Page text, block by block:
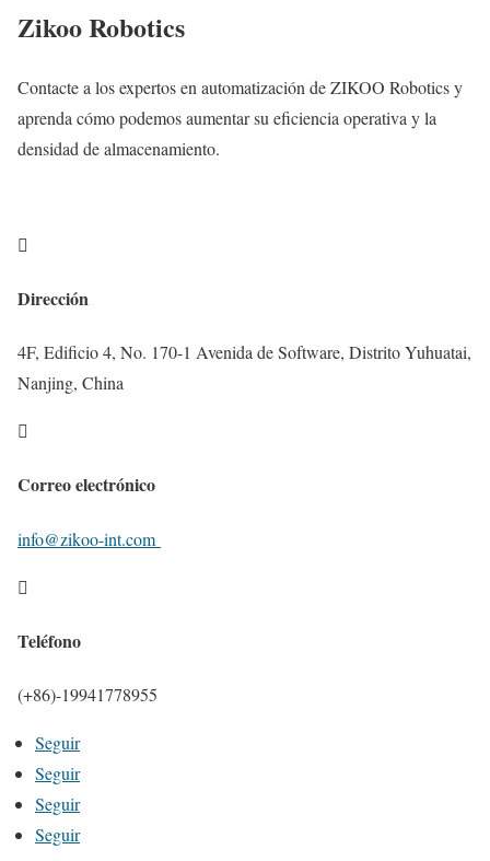
Zikoo Robotics
Contacte a los expertos en automatización de ZIKOO Robotics y
aprenda cómo podemos aumentar su eficiencia operativa y la
densidad de almacenamiento.

Dirección
4F, Edificio 4, No. 170-1 Avenida de Software, Distrito Yuhuatai,
Nanjing, China

Correo electrónico
info@zikoo-int.com

Teléfono
(+86)-19941778955
Seguir
Seguir
Seguir
Seguir